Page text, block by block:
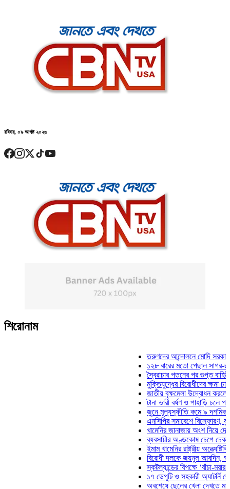
রবিবার, ০৯ আগষ্ট ২০২৬
শিরোনাম
তরুণদের আন্দোলনে মোদি সরকার দুর্বল
১২৮ বারের মতো পেছাল সাগর-রুনি
স্বৈরাচার পতনের পর গুপ্ত বাহিনীর
মুক্তিযুদ্ধের বিরোধীদের ক্ষমা চাইতে
জাতীয় বৃক্ষমেলা উদ্বোধন করলেন
টানা ভারী বর্ষণ ও পাহাড়ি ঢলে
জুনে মূল্যস্ফীতি কমে ৯ দশমিক ১৬
এনসিপির সমাবেশে বিস্ফোরণ,
খামেনির জানাজায় অংশ নিয়ে দেশে
ব্যবসায়ীর অণ্ডকোষ চেপে চেক-
ইমাম খামেনির রাষ্ট্রীয়
বিরোধী দলকে জয়নুল আবদিন,
স্কটল্যান্ডের বিপক্ষে ‘বাঁচা-মরার
১৭ ডেপুটি ও সহকারী অ্যাটর্নি
অবশেষে ছেলের খেলা দেখতে মাঠে